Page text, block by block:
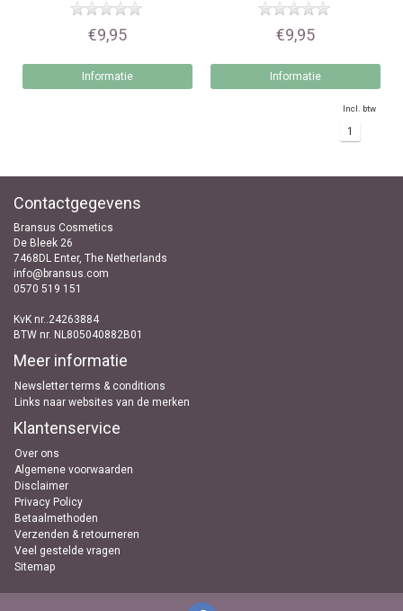
€9,95
Informatie
€9,95
Informatie
Incl. btw
1
Contactgegevens
Bransus Cosmetics
De Bleek 26
7468DL Enter, The Netherlands
info@bransus.com
0570 519 151
KvK nr..24263884
BTW nr. NL805040882B01
Meer informatie
Newsletter terms & conditions
Links naar websites van de merken
Klantenservice
Over ons
Algemene voorwaarden
Disclaimer
Privacy Policy
Betaalmethoden
Verzenden & retourneren
Veel gestelde vragen
Sitemap